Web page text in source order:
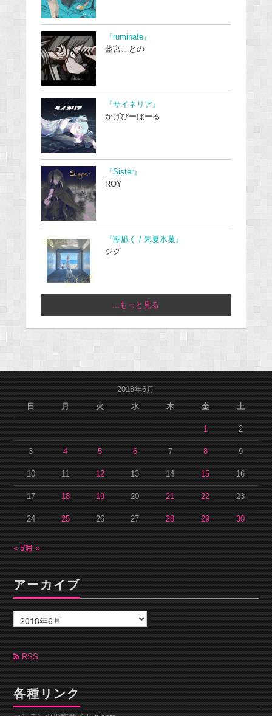
『ruminate』
藍宮ことの
『サイネリア』
かげぴーぼーる
『Sister』
ROY
『朝凪ぐ / 朱夏氷菓』
ジグ
...もっと見る
2018年6月
日
月 火 水 木 金 土
1 2
3 4 5 6 7 8 9
10 11 12 13 14 15 16
17 18 19 20 21 22 23
24 25 26 27 28 29 30
« 5月7月 »
アーカイブ
ー
カ
ブ RSS
各種リンク